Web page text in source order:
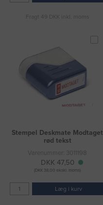
Fragt 49 DKK inkl. moms
Stempel Deskmate Modtaget
rød tekst
Varenummer: 3011198
DKK 47,50
(DKK 38,00 ekskl. moms)
Læg i kurv